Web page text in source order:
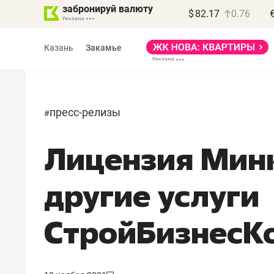
забронируй валюту $ 82.17 0.76
Казань Закамье
#пресс-релизы
Лицензия
другие услуги
Василь Мазитов
МАРТ
«Не зная местных
правил, бизнес может
потерять минимум